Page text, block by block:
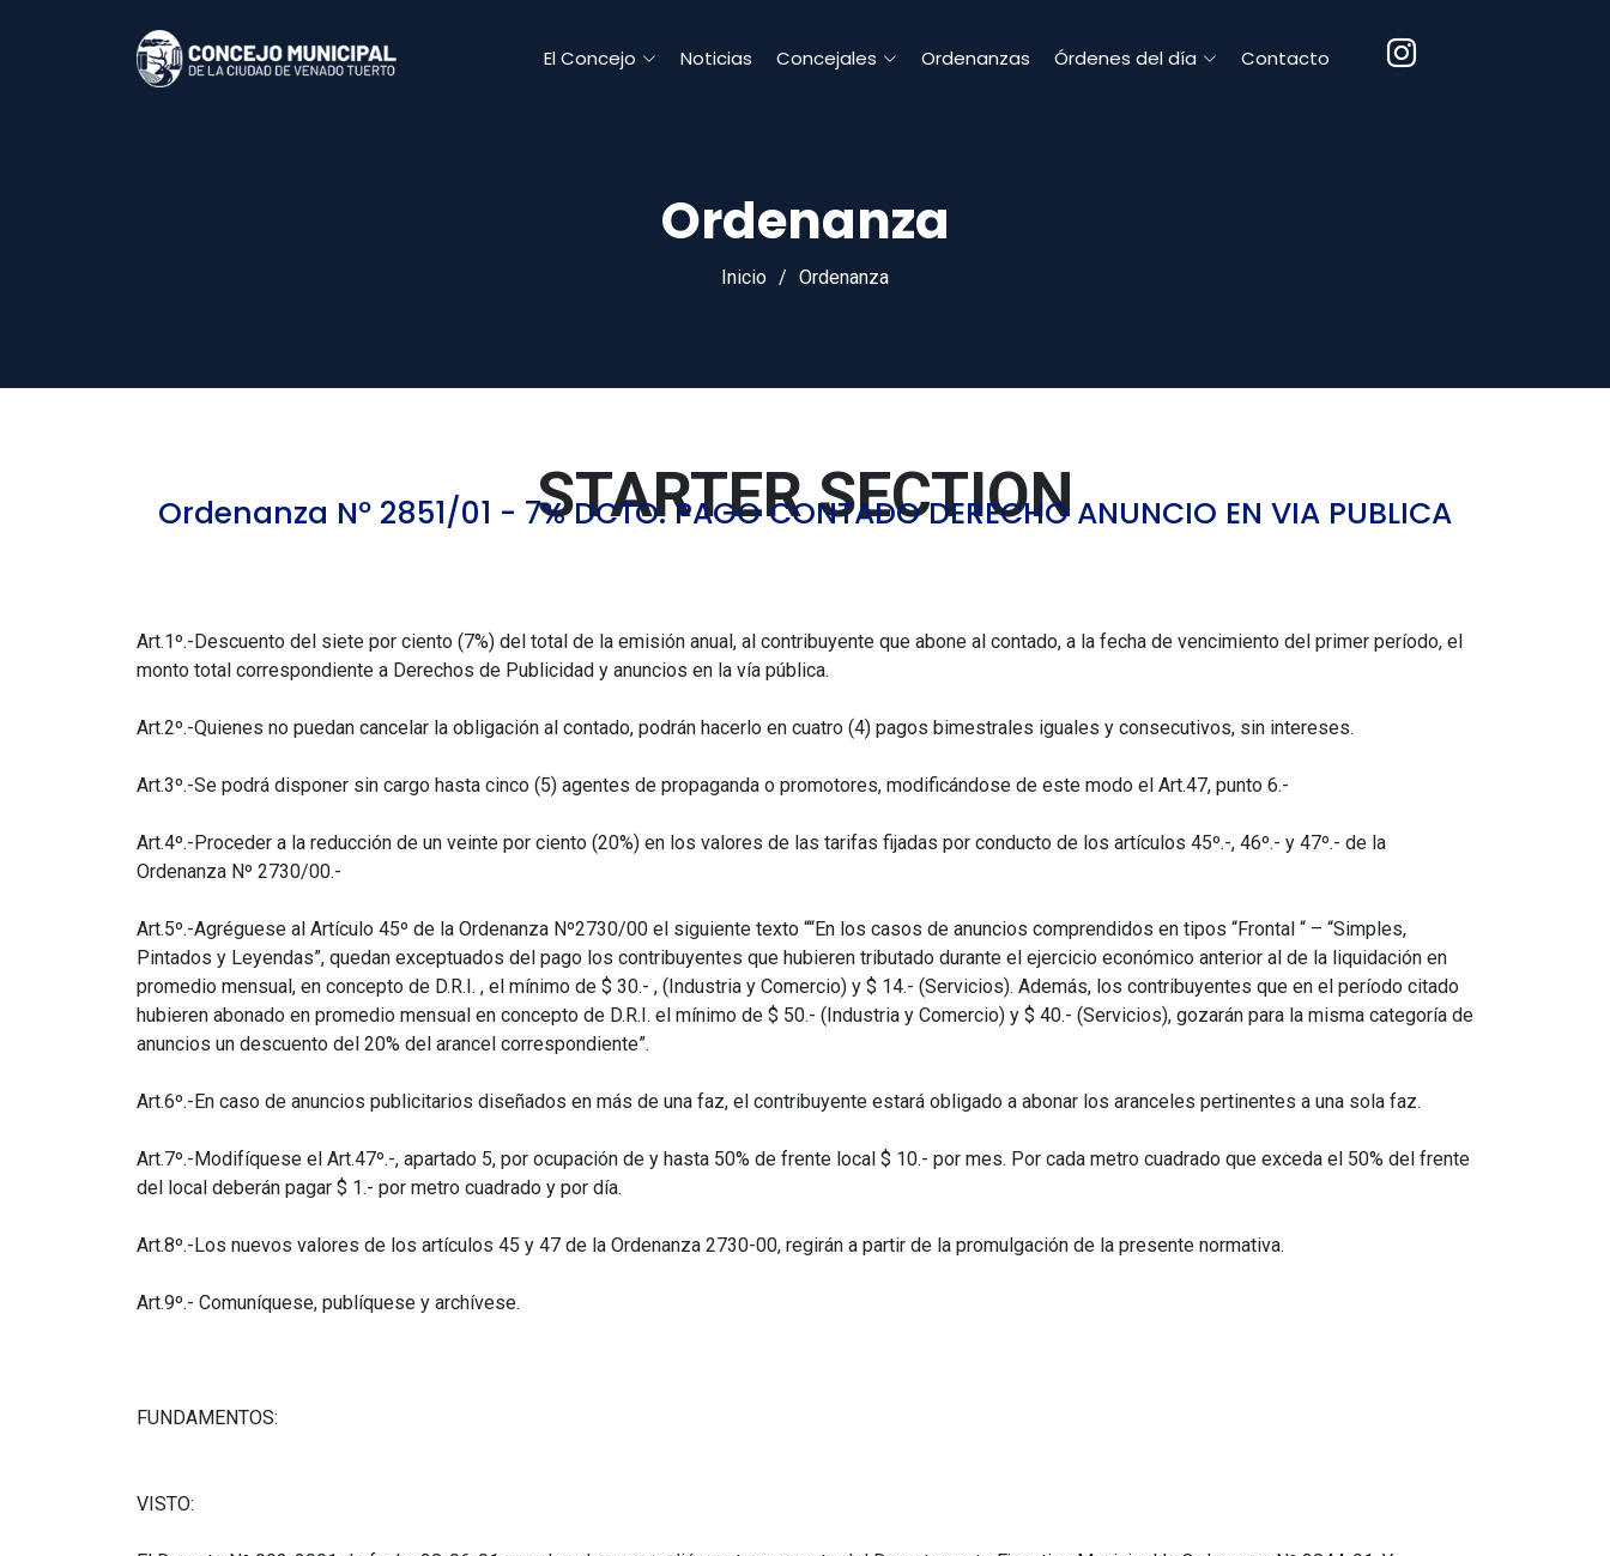
El Concejo Noticias Concejales Ordenanzas Órdenes del día Contacto
Ordenanza
Inicio Ordenanza
STARTER SECTION
Ordenanza Nº 2851/01 - 7% DCTO. PAGO CONTADO DERECHO ANUNCIO EN VIA PUBLICA
Art.1º.-Descuento del siete por ciento (7%) del total de la emisión anual, al contribuyente que abone al contado, a la fecha de vencimiento del primer período, el
monto total correspondiente a Derechos de Publicidad y anuncios en la vía pública.
Art.2º.-Quienes no puedan cancelar la obligación al contado, podrán hacerlo en cuatro (4) pagos bimestrales iguales y consecutivos, sin intereses.
Art.3º.-Se podrá disponer sin cargo hasta cinco (5) agentes de propaganda o promotores, modificándose de este modo el Art.47, punto 6.-
Art.4º.-Proceder a la reducción de un veinte por ciento (20%) en los valores de las tarifas fijadas por conducto de los artículos 45º.-, 46º.- y 47º.- de la
Ordenanza Nº 2730/00.-
Art.5º.-Agréguese al Artículo 45º de la Ordenanza Nº2730/00 el siguiente texto ““En los casos de anuncios comprendidos en tipos “Frontal “ – “Simples,
Pintados y Leyendas”, quedan exceptuados del pago los contribuyentes que hubieren tributado durante el ejercicio económico anterior al de la liquidación en
promedio mensual, en concepto de D.R.I. , el mínimo de $ 30.- , (Industria y Comercio) y $ 14.- (Servicios). Además, los contribuyentes que en el período citado
hubieren abonado en promedio mensual en concepto de D.R.I. el mínimo de $ 50.- (Industria y Comercio) y $ 40.- (Servicios), gozarán para la misma categoría de
anuncios un descuento del 20% del arancel correspondiente”.
Art.6º.-En caso de anuncios publicitarios diseñados en más de una faz, el contribuyente estará obligado a abonar los aranceles pertinentes a una sola faz.
Art.7º.-Modifíquese el Art.47º.-, apartado 5, por ocupación de y hasta 50% de frente local $ 10.- por mes. Por cada metro cuadrado que exceda el 50% del frente
del local deberán pagar $ 1.- por metro cuadrado y por día.
Art.8º.-Los nuevos valores de los artículos 45 y 47 de la Ordenanza 2730-00, regirán a partir de la promulgación de la presente normativa.
Art.9º.- Comuníquese, publíquese y archívese.
FUNDAMENTOS:
VISTO: